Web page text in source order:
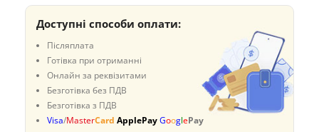
Доступні способи оплати:
Післяплата
Готівка при отриманні
Онлайн за реквізитами
Безготівка без ПДВ
Безготівка з ПДВ
Visa/MasterCard ApplePayGooglePay